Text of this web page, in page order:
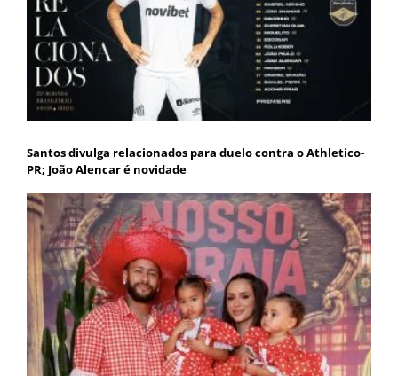
Santos divulga relacionados para duelo contra o Athletico-
PR; João Alencar é novidade